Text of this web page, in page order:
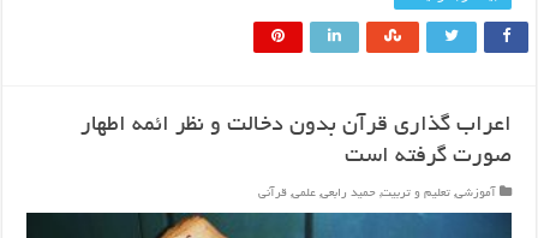
اعراب گذاری قرآن بدون دخالت و نظر ائمه اطهار
صورت گرفته است
آموزشی, تعلیم و تربیت, حمید رابعی, علمی, قرآنی